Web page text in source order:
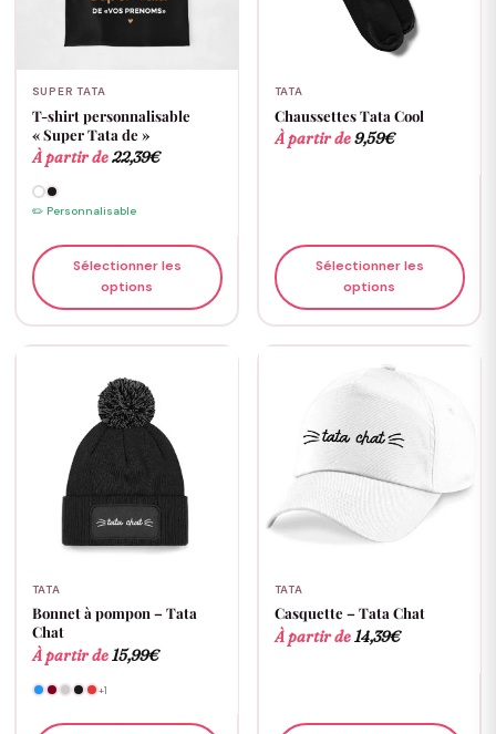
SUPER TATA
T-shirt personnalisable
« Super Tata de »
À partir de22,39€
✏️ Personnalisable
Sélectionner les
options
TATA
Chaussettes Tata Cool
À partir de9,59€
Sélectionner les
options
TATA
Bonnet à pompon – Tata
Chat
À partir de 15,99€
+1
TATA
Casquette – Tata Chat
À partir de 14,39€